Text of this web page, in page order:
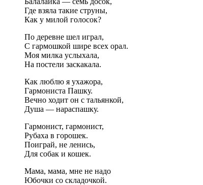
Где взяла такие струны,
Как у милой голосок?
По деревне шел играл,
С гармошкой шире всех орал.
Моя милка услыхала,
На постели заскакала.
Как люблю я ухажора,
Гармониста Пашку.
Вечно ходит он с тальянкой,
Душа — нараспашку.
Гармонист, гармонист,
Рубаха в горошек.
Поиграй, не ленись,
Для собак и кошек.
Мама, мама, мне не надо
Юбочки со складочкой.